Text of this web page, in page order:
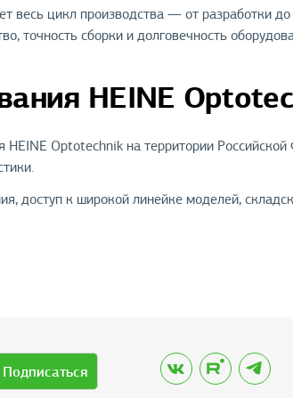
весь цикл производства — от разработки до
точность сборки и долговечность
HEINE
Optotechnik на территории
доступ к широкой линейке моделей,
Подписаться